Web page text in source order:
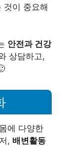
것이 중요해
안전과 건강
상담하고,
에 다양한
, 배변활동